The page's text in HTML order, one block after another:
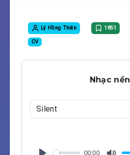
Lý Hồng Thiên 1851
CV
Nhạc nền
00:00